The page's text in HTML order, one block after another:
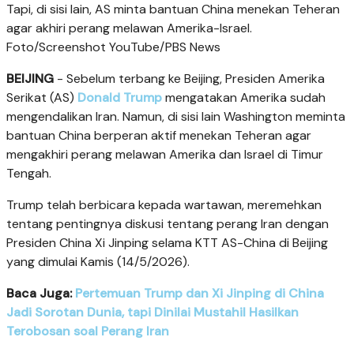
Tapi, di sisi lain, AS minta bantuan China menekan Teheran
agar akhiri perang melawan Amerika-Israel.
Foto/Screenshot YouTube/PBS News
BEIJING - Sebelum terbang ke Beijing, Presiden Amerika
Serikat (AS) Donald Trumpmengatakan Amerika sudah
mengendalikan Iran. Namun, di sisi lain Washington meminta
bantuan China berperan aktif menekan Teheran agar
mengakhiri perang melawan Amerika dan Israel di Timur
Tengah.
Trump telah berbicara kepada wartawan, meremehkan
tentang pentingnya diskusi tentang perang Iran dengan
Presiden China Xi Jinping selama KTT AS-China di Beijing
yang dimulai Kamis (14/5/2026).
Baca Juga:Pertemuan Trump dan Xi Jinping di China
Jadi Sorotan Dunia, tapi Dinilai Mustahil Hasilkan
Terobosan soal Perang Iran